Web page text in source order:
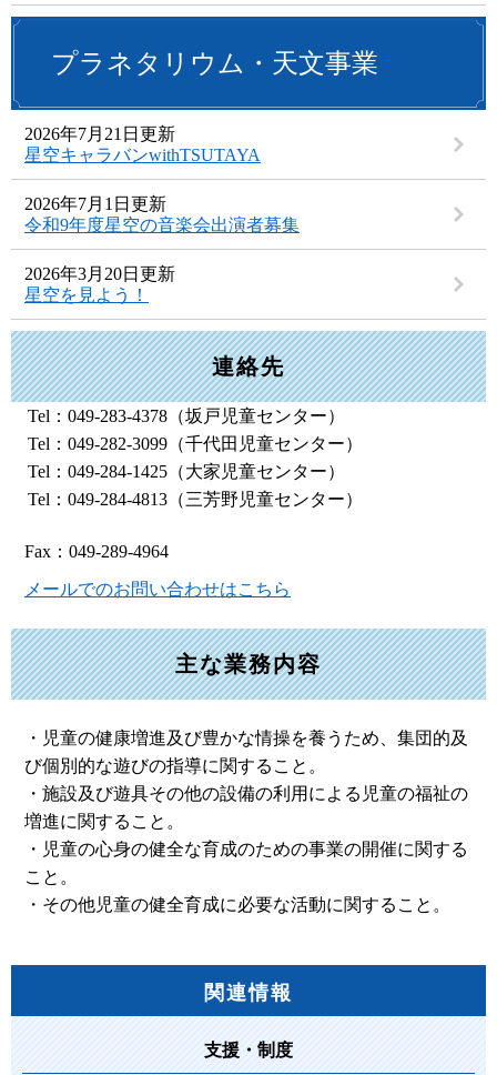
プラネタリウム・天文事業
2026年7月21日更新
星空キャラバンwithTSUTAYA
2026年7月1日更新
令和9年度星空の音楽会出演者募集
2026年3月20日更新
星空を見よう！
連絡先
Tel：049-283-4378 （坂戸児童センター）
Tel：049-282-3099 （千代田児童センター）
Tel：049-284-1425 （大家児童センター）
Tel：049-284-4813 （三芳野児童センター）
Fax：049-289-4964
メールでのお問い合わせはこちら
主な業務内容
・児童の健康増進及び豊かな情操を養うため、集団的及
び個別的な遊びの指導に関すること。
・施設及び遊具その他の設備の利用による児童の福祉の
増進に関すること。
・児童の心身の健全な育成のための事業の開催に関する
こと。
・その他児童の健全育成に必要な活動に関すること。
関連情報
支援・制度